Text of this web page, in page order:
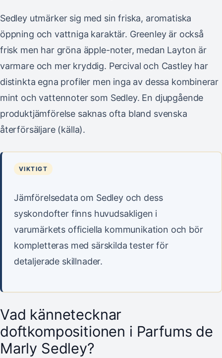
Sedley utmärker sig med sin friska, aromatiska
öppning och vattniga karaktär. Greenley är också
frisk men har gröna äpple-noter, medan Layton är
varmare och mer kryddig. Percival och Castley har
distinkta egna profiler men inga av dessa kombinerar
mint och vattennoter som Sedley. En djupgående
produktjämförelse saknas ofta bland svenska
återförsäljare (källa).
VIKTIGT
Jämförelsedata om Sedley och dess
syskondofter finns huvudsakligen i
varumärkets officiella kommunikation och bör
kompletteras med särskilda tester för
detaljerade skillnader.
Vad kännetecknar
doftkompositionen i Parfums de
Marly Sedley?